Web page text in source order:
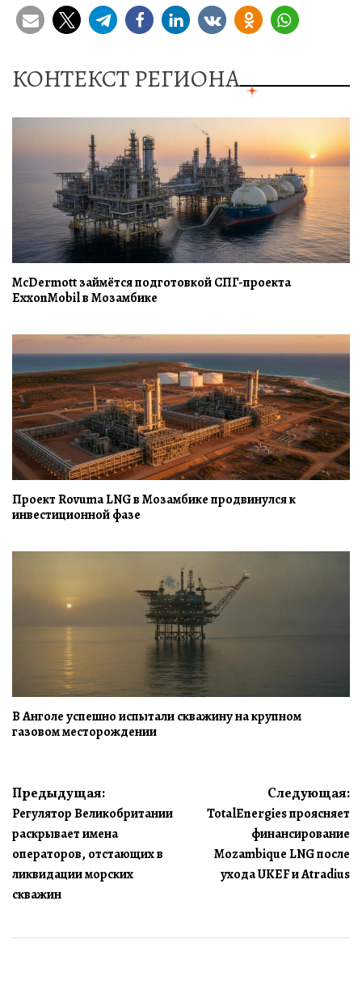
КОНТЕКСТ РЕГИОНА
McDermott займётся подготовкой СПГ-проекта
ExxonMobil в Мозамбике
Проект Rovuma LNG в Мозамбике продвинулся к
инвестиционной фазе
В Анголе успешно испытали скважину на крупном
газовом месторождении
Навигация
по
записям
Предыдущая:
Регулятор Великобритании
раскрывает имена
операторов, отстающих в
ликвидации морских
скважин
Следующая:
TotalEnergies проясняет
финансирование
Mozambique LNG после
ухода UKEF и Atradius